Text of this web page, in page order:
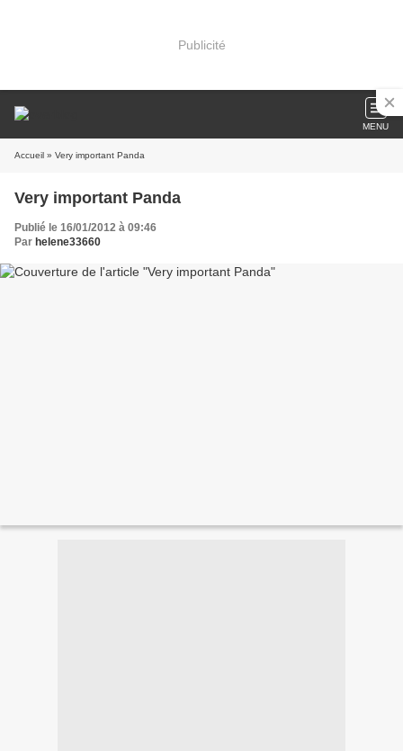
Publicité
MENU
Accueil » Very important Panda
Very important Panda
Publié le 16/01/2012 à 09:46
Par helene33660